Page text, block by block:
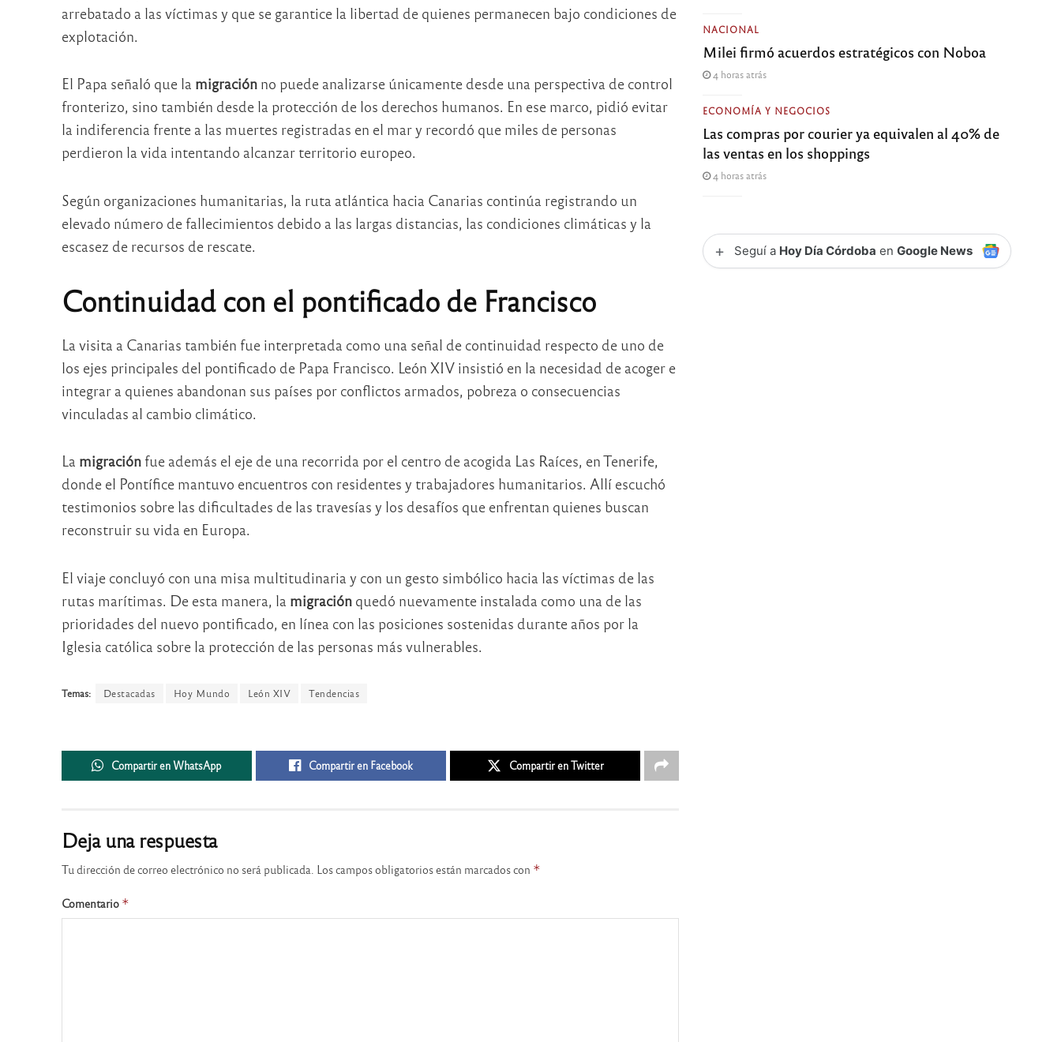
arrebatado a las víctimas y que se garantice la libertad de quienes permanecen bajo condiciones de
explotación.
El Papa señaló que la migraciónno puede analizarse únicamente desde una perspectiva de control
fronterizo, sino también desde la protección de los derechos humanos. En ese marco, pidió evitar
la indiferencia frente a las muertes registradas en el mar y recordó que miles de personas
perdieron la vida intentando alcanzar territorio europeo.
Según organizaciones humanitarias, la ruta atlántica hacia Canarias continúa registrando un
elevado número de fallecimientos debido a las largas distancias, las condiciones climáticas y la
escasez de recursos de rescate.
Continuidad con el pontificado de Francisco
La visita a Canarias también fue interpretada como una señal de continuidad respecto de uno de
los ejes principales del pontificado de Papa Francisco. León XIV insistió en la necesidad de acoger e
integrar a quienes abandonan sus países por conflictos armados, pobreza o consecuencias
vinculadas al cambio climático.
La migraciónfue además el eje de una recorrida por el centro de acogida Las Raíces, en Tenerife,
donde el Pontífice mantuvo encuentros con residentes y trabajadores humanitarios. Allí escuchó
testimonios sobre las dificultades de las travesías y los desafíos que enfrentan quienes buscan
reconstruir su vida en Europa.
El viaje concluyó con una misa multitudinaria y con un gesto simbólico hacia las víctimas de las
rutas marítimas. De esta manera, la migraciónquedó nuevamente instalada como una de las
prioridades del nuevo pontificado, en línea con las posiciones sostenidas durante años por la
Iglesia católica sobre la protección de las personas más vulnerables.
Temas: Destacadas Hoy Mundo León XIV Tendencias
Compartir en WhatsApp Compartir en Facebook Compartir en Twitter
Deja una respuesta
Tu dirección de correo electrónico no será publicada. Los campos obligatorios están marcados con *
Comentario *
NACIONAL
Milei firmó acuerdos estratégicos con Noboa
4 horas atrás
ECONOMÍA Y NEGOCIOS
Las compras por courier ya equivalen al 40% de
las ventas en los shoppings
4 horas atrás
+ Seguí a Hoy Día Córdoba enGoogle News